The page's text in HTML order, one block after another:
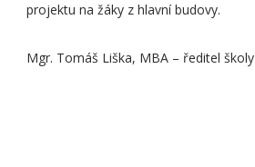
projektu na žáky z hlavní budovy.
Mgr. Tomáš Liška, MBA – ředitel školy